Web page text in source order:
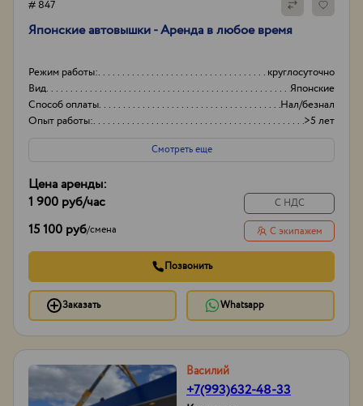
# 847
Японские автовышки - Аренда в любое время
Режим работы:
круглосуточно
Вид
Японские
Способ оплаты
Нал/безнал
Опыт работы:
>5 лет
Смотреть еще
Цена аренды:
1 900 руб/час
15 100 руб/смена
С НДС
С экипажем
Позвонить
Заказать Whatsapp
Василий
+7(993)632-48-33